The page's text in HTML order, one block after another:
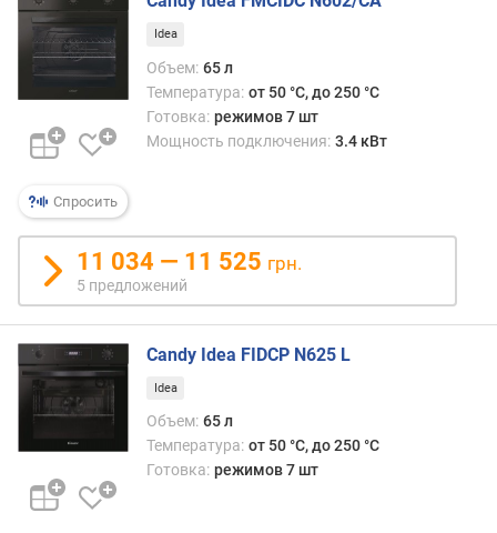
г
и
м
о
т
д
р
о
г
и
х
к
ш
е
ы
м
Спросить
Idea
Объем: 65 л
Температура: от 50 °C, до 250 °C
Готовка: режимов 7 шт
Мощность подключения: 3.4 кВт
11 034 — 11 525 грн.
5 предложений
Candy Idea FIDCP N625 L
Idea
Объем: 65 л
Температура: от 50 °C, до 250 °C
Готовка: режимов 7 шт